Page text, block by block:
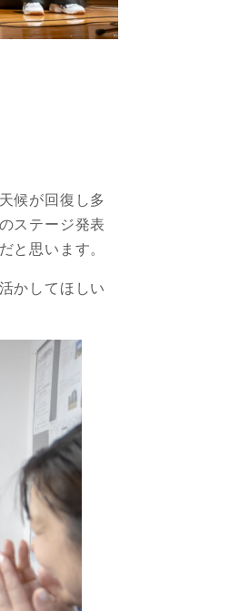
候が回復し多
ステージ発表
と思います。
かしてほしい